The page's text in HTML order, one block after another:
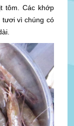
tôm. Các khớp
tươi vì chúng có